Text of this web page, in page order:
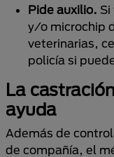
Pide auxilio. Si
y/o microchip
veterinarias,
policía si
La
ayuda
Además de
de compañía, el